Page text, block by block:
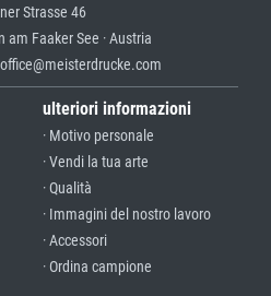
Strasse 46
am Faaker See · Austria
ulteriori informazioni
· Motivo personale
· Vendi la tua arte
· Qualità
· Immagini del nostro lavoro
· Accessori
· Ordina campione